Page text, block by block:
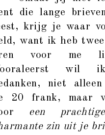
die lange
krijg je waar
want ik heb
voor me
wil
niet
20 frank, maar
een
zin uit je